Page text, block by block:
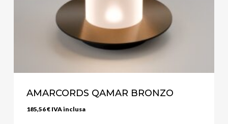
AMARCORDS QAMAR BRONZO
185,56€ IVA inclusa